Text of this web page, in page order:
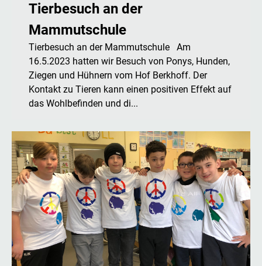
Tierbesuch an der
Mammutschule
Tierbesuch an der Mammutschule Am
16.5.2023 hatten wir Besuch von Ponys, Hunden,
Ziegen und Hühnern vom Hof Berkhoff. Der
Kontakt zu Tieren kann einen positiven Effekt auf
das Wohlbefinden und di...